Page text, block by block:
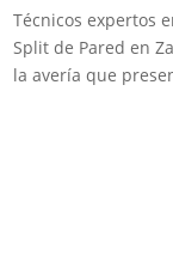
Técnicos expertos
Split de Pared en
la avería que